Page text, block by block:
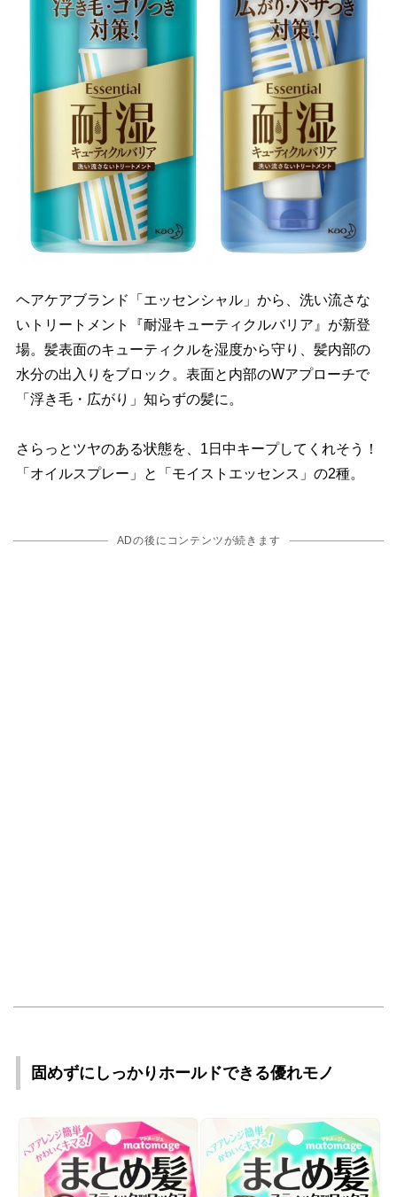
ヘアケアブランド「エッセンシャル」から、洗い流さな
いトリートメント『耐湿キューティクルバリア』が新登
場。髪表面のキューティクルを湿度から守り、髪内部の
水分の出入りをブロック。表面と内部のWアプローチで
「浮き毛・広がり」知らずの髪に。
さらっとツヤのある状態を、1日中キープしてくれそう！
「オイルスプレー」と「モイストエッセンス」の2種。
ADの後にコンテンツが続きます
固めずにしっかりホールドできる優れモノ